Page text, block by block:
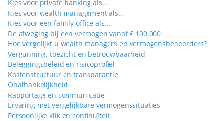
Kies voor private banking als...
Kies voor wealth management als...
Kies voor een family office als...
De afweging bij een vermogen vanaf € 100.000
Hoe vergelijkt u wealth managers en vermogensbeheerders?
Vergunning, toezicht en betrouwbaarheid
Beleggingsbeleid en risicoprofiel
Kostenstructuur en transparantie
Onafhankelijkheid
Rapportage en communicatie
Ervaring met vergelijkbare vermogenssituaties
Persoonlijke klik en continuïteit